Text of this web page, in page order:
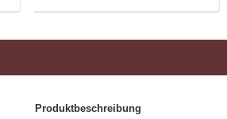
Produktbeschreibung